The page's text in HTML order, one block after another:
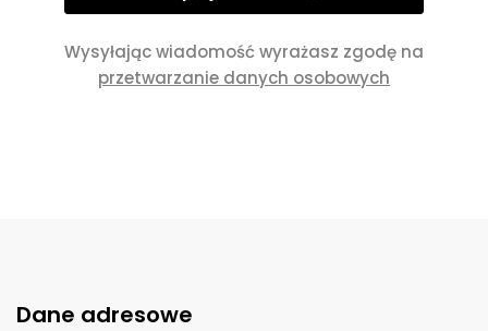
Wysyłając wiadomość wyrażasz zgodę na
przetwarzanie danych osobowych
Dane adresowe